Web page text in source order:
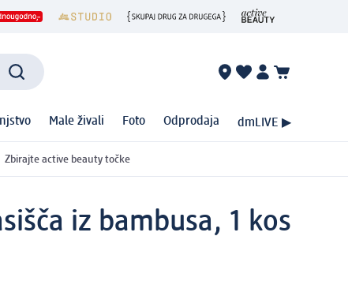
Male živali Foto Odprodaja dmLIVE ▶
Zbirajte active beauty točke
iz bambusa, 1 kos